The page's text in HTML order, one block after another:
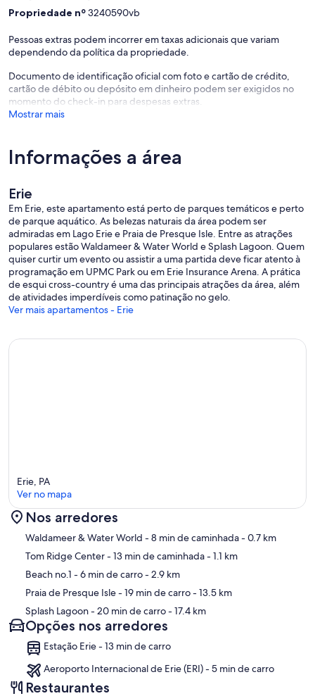
Propriedade nº3240590vb
Pessoas extras podem incorrer em taxas adicionais que variam
dependendo da política da propriedade.
Documento de identificação oficial com foto e cartão de crédito,
cartão de débito ou depósito em dinheiro podem ser exigidos no
momento do check-in para despesas extras.
Mostrar mais
Informações a área
Erie
Em Erie, este apartamento está perto de parques temáticos e perto
de parque aquático. As belezas naturais da área podem ser
admiradas em Lago Erie e Praia de Presque Isle. Entre as atrações
populares estão Waldameer & Water World e Splash Lagoon. Quem
quiser curtir um evento ou assistir a uma partida deve ficar atento à
programação em UPMC Park ou em Erie Insurance Arena. A prática
de esqui cross-country é uma das principais atrações da área, além
de atividades imperdíveis como patinação no gelo.
Ver mais apartamentos - Erie
Mapa
Erie, PA
Ver no mapa
Nos arredores
Waldameer & Water World - 8 min de caminhada- 0.7 km
Tom Ridge Center- 13 min de caminhada- 1.1 km
Beach no.1 - 6 min de carro- 2.9 km
Praia de Presque Isle- 19 min de carro- 13.5 km
Splash Lagoon- 20 min de carro- 17.4 km
Opções nos arredores
Estação Erie - 13 min de carro
Aeroporto Internacional de Erie (ERI) - 5 min de carro
Restaurantes